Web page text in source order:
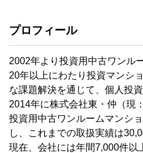
プロフィール
2002年より投資用中古ワンル
20年以上にわたり投資マンシ
な課題解決を通じて、個人投
2014年に株式会社東・仲（現
投資用中古ワンルームマンシ
し、これまでの取扱実績は
現在、会社には年間7,000件以